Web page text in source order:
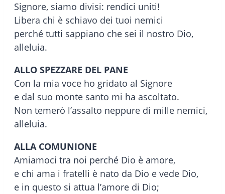
Signore, siamo divisi: rendici uniti!
Libera chi è schiavo dei tuoi nemici
perché tutti sappiano che sei il nostro Dio,
alleluia.
ALLO SPEZZARE DEL PANE
Con la mia voce ho gridato al Signore
e dal suo monte santo mi ha ascoltato.
Non temerò l’assalto neppure di mille nemici,
alleluia.
ALLA COMUNIONE
Amiamoci tra noi perché Dio è amore,
e chi ama i fratelli è nato da Dio e vede Dio,
e in questo si attua l’amore di Dio;